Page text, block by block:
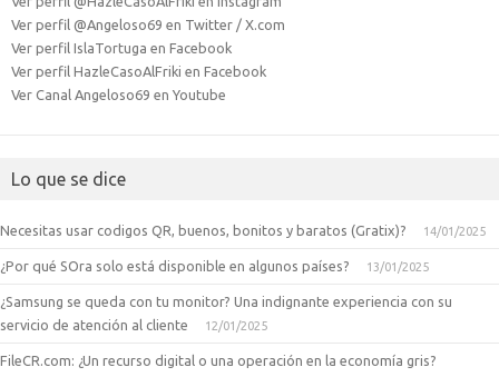
Ver perfil @Angeloso69 en Twitter / X.com
Ver perfil IslaTortuga en Facebook
Ver perfil HazleCasoAlFriki en Facebook
Ver Canal Angeloso69 en Youtube
Lo que se dice
Necesitas usar codigos QR, buenos, bonitos y baratos (Gratix)? 14/01/2025
¿Por qué SOra solo está disponible en algunos países? 13/01/2025
¿Samsung se queda con tu monitor? Una indignante experiencia con su
servicio de atención al cliente
12/01/2025
FileCR.com: ¿Un recurso digital o una operación en la economía gris?